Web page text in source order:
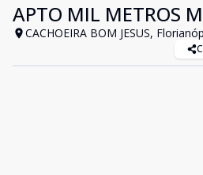
APTO MIL METROS
CACHOEIRA BOM JESUS,